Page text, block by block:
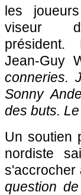
les
viseur
Jean-Guy
conneries.
Sonny
des buts.
Un soutien
nordiste
s'accrocher
question